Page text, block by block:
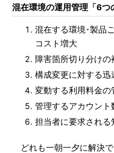
混在環境の運用管理「6つ
混在する環境･製品
コスト増大
障害箇所切り分けの
構成変更に対する迅
変動する利用料金の
管理するアカウント
担当者に要求され
どれも一朝一夕に解決